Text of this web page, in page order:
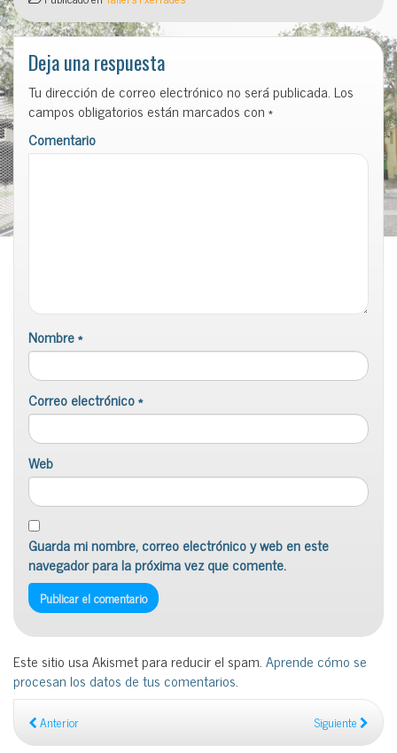
Deja una respuesta
Tu dirección de correo electrónico no será publicada. Los
campos obligatorios están marcados con*
Comentario
Nombre*
Correo electrónico*
Web
Guarda mi nombre, correo electrónico y web en este
navegador para la próxima vez que comente.
Este sitio usa Akismet para reducir el spam.Aprende cómo se
procesan los datos de tus comentarios.
Anterior Siguiente